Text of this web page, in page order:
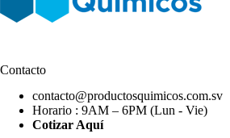
Contacto
contacto@productosquimicos.com.sv
Horario : 9AM – 6PM (Lun - Vie)
Cotizar Aquí